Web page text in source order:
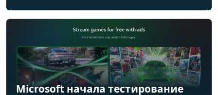
Microsoft начала тестирование